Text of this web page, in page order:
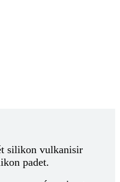
silikon vulkanisir
padet.